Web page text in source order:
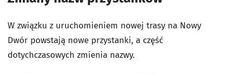
W związku z uruchomieniem nowej trasy na Nowy
Dwór powstają nowe przystanki, a część
dotychczasowych zmienia nazwy.